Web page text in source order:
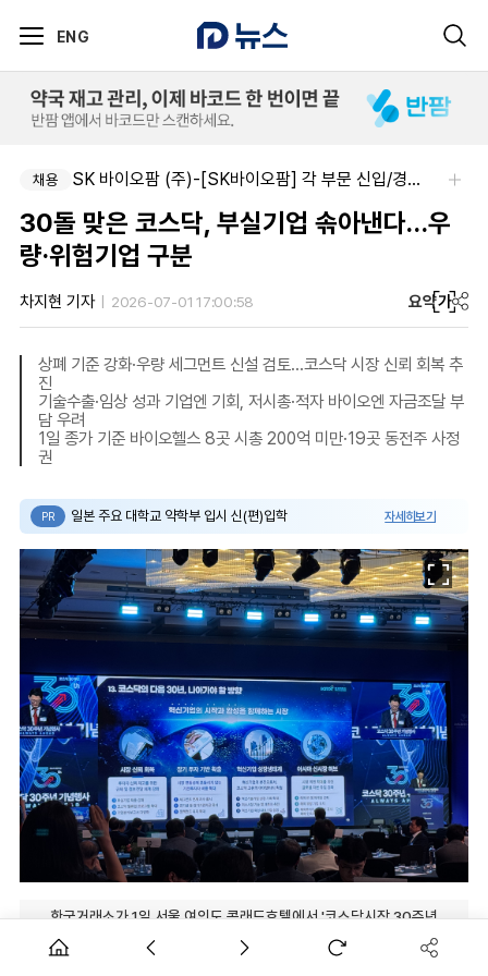
ENG
채용 SK 바이오팜 (주)-[SK바이오팜] 각 부문 신입/경력 구성원 영입
30돌 맞은 코스닥, 부실기업 솎아낸다…우
량·위험기업 구분
차지현 기자 2026-07-01 17:00:58 요약가
상폐 기준 강화·우량 세그먼트 신설 검토…코스닥 시장 신뢰 회복 추
진
기술수출·임상 성과 기업엔 기회, 저시총·적자 바이오엔 자금조달 부
담 우려
1일 종가 기준 바이오헬스 8곳 시총 200억 미만·19곳 동전주 사정
권
PR 일본 주요 대학교 약학부 입시 신(편)입학 자세히보기
한국거래소가 1일 서울 여의도 콘래드호텔에서 '코스닥시장 30주년